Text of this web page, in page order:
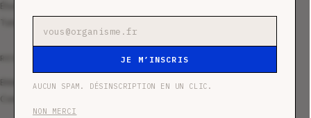
JE M’INSCRIS
AUCUN SPAM. DÉSINSCRIPTION EN UN CLIC.
NON MERCI
Études de cas
Tutoriels
RESSOURCES
Bibliothèque
Communauté